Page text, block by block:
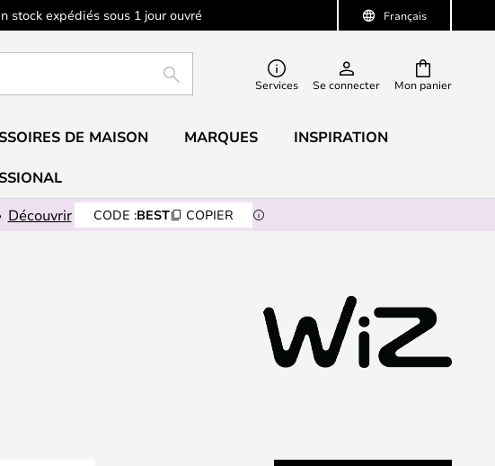
Français
stock expédiés sous 1 jour ouvré
Mon panier
RECHERCHERServices Se connecter
DE MAISON MARQUES INSPIRATION
Découvrir CODE :BEST COPIER